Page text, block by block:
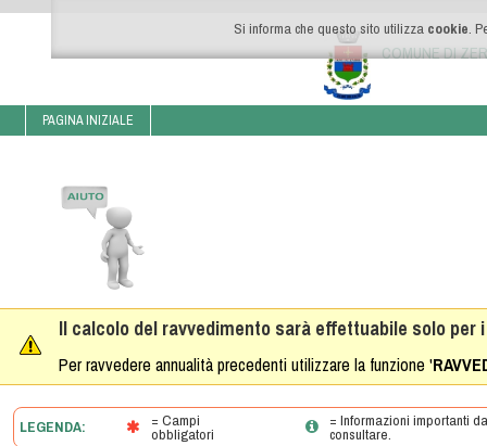
Si informa che questo sito utilizza cookie.
COMUNE DI
PAGINA INIZIALE
Il calcolo del ravvedimento sarà effettuabile solo per
Per ravvedere annualità precedenti utilizzare la funzione '
LEGENDA: = Campi
obbligatori
= Informazioni importanti da
consultare.